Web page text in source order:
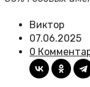
Виктор
07.06.2025
0